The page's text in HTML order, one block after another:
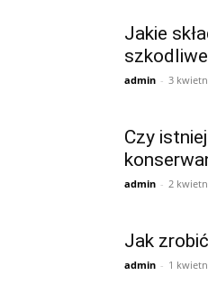
Jakie
admin - 3
Czy
admin - 2
Jak
admin - 1